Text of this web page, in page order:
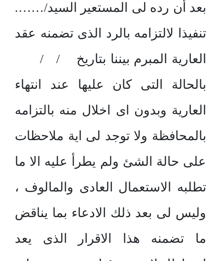
بعد أن رده لى المستعير السيد/…….
تنفيذا لالتزامه بالرد الذى تضمنه عقد
العارية المبرم بيننا بتاريخ / /
بالحالة التى كان عليها عند انتهاء
العارية وبدون اى اخلال منه بالتزامه
بالمحافظة ولا توجد لى اية ملاحظات
على حالة الشئ ولم يطرأ عليه الا ما
تطلبه الاستعمال العادى والمالوف ،
وليس لى بعد ذلك الادعاء بما يناقض
ما تضمنه هذا الاقرار الذى يعد